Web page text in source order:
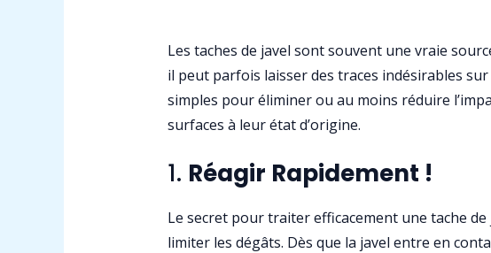
Les taches de javel sont souvent une vraie
il peut parfois laisser des traces indésirables
simples pour éliminer ou au moins réduire
surfaces à leur état d’origine.
1. Réagir Rapidement !
Le secret pour traiter efficacement une tache
limiter les dégâts. Dès que la javel entre en